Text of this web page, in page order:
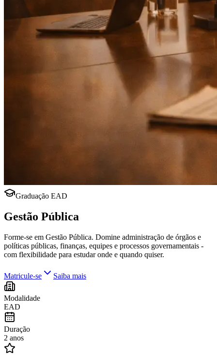
Graduação EAD
Gestão Pública
Forme-se em Gestão Pública. Domine administração de órgãos e
políticas públicas, finanças, equipes e processos governamentais -
com flexibilidade para estudar onde e quando quiser.
Matricule-se Saiba mais
Modalidade
EAD
Duração
2 anos